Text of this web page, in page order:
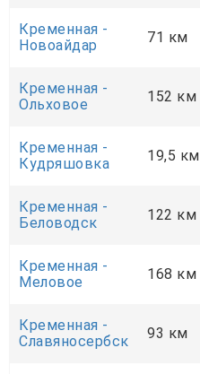
Кременная -
Новоайдар
71 км
Кременная -
Ольховое
152 км
Кременная -
Кудряшовка
19,5 км
Кременная -
Беловодск
122 км
Кременная -
Меловое
168 км
Кременная -
Славяносербск
93 км